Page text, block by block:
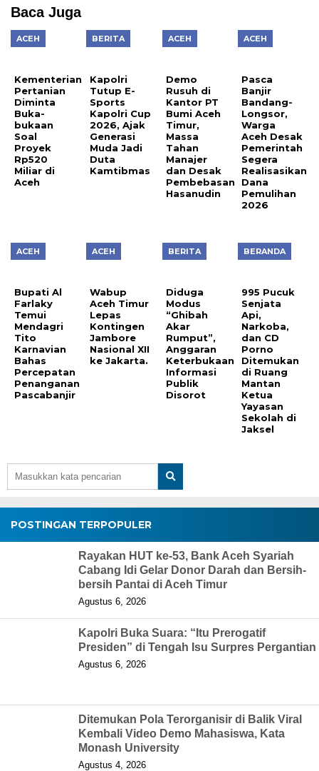
Baca Juga
ACEH
Kementerian
Pertanian
Diminta
Buka-
bukaan
Soal
Proyek
Rp520
Miliar di
Aceh
BERITA
Kapolri
Tutup E-
Sports
Kapolri Cup
2026, Ajak
Generasi
Muda Jadi
Duta
Kamtibmas
ACEH
Demo
Rusuh di
Kantor PT
Bumi Aceh
Timur,
Massa
Tahan
Manajer
dan Desak
Pembebasan
Hasanudin
ACEH
Pasca
Banjir
Bandang-
Longsor,
Warga
Aceh Desak
Pemerintah
Segera
Realisasikan
Dana
Pemulihan
2026
ACEH
Bupati Al
Farlaky
Temui
Mendagri
Tito
Karnavian
Bahas
Percepatan
Penanganan
Pascabanjir
ACEH
Wabup
Aceh Timur
Lepas
Kontingen
Jambore
Nasional XII
ke Jakarta.
BERITA
Diduga
Modus
“Ghibah
Akar
Rumput”,
Anggaran
Keterbukaan
Informasi
Publik
Disorot
BERANDA
995 Pucuk
Senjata
Api,
Narkoba,
dan CD
Porno
Ditemukan
di Ruang
Mantan
Ketua
Yayasan
Sekolah di
Jaksel
POSTINGAN TERPOPULER
Rayakan HUT ke-53, Bank Aceh Syariah
Cabang Idi Gelar Donor Darah dan Bersih-
bersih Pantai di Aceh Timur
Agustus 6, 2026
Kapolri Buka Suara: “Itu Prerogatif
Presiden” di Tengah Isu Surpres Pergantian
Agustus 6, 2026
Ditemukan Pola Terorganisir di Balik Viral
Kembali Video Demo Mahasiswa, Kata
Monash University
Agustus 4, 2026